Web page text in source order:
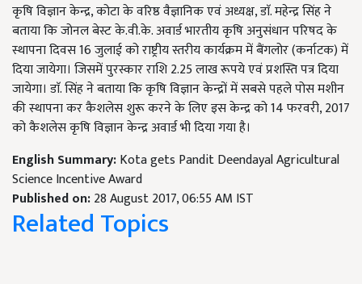
कृषि विज्ञान केन्द्र, कोटा के वरिष्ठ वैज्ञानिक एवं अध्यक्ष, डाॅ. महेन्द्र सिंह ने
बताया कि जोनल बेस्ट के.वी.के. अवार्ड भारतीय कृषि अनुसंधान परिषद के
स्थापना दिवस 16 जुलाई को राष्ट्रीय स्तरीय कार्यक्रम में बैंगलोर (कर्नाटक) में
दिया जायेगा। जिसमें पुरस्कार राशि 2.25 लाख रूपये एवं प्रशस्ति पत्र दिया
जायेगा। डाॅ. सिंह ने बताया कि कृषि विज्ञान केन्द्रों में सबसे पहले पोस मशीन
की स्थापना कर कैशलेस शुरू करने के लिए इस केन्द्र को 14 फरवरी, 2017
को कैशलेस कृषि विज्ञान केन्द्र अवार्ड भी दिया गया है।
English Summary:Kota gets Pandit Deendayal Agricultural
Science Incentive Award
Published on:28 August 2017, 06:55 AM IST
Related Topics